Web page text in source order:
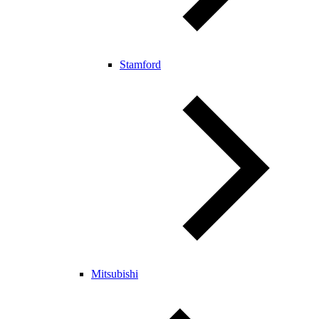
Stamford
Mitsubishi